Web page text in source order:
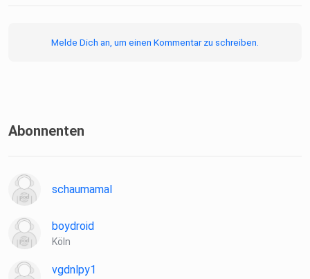
Melde Dich an, um einen Kommentar zu schreiben.
Abonnenten
schaumamal
boydroid
Köln
vgdnlpy1